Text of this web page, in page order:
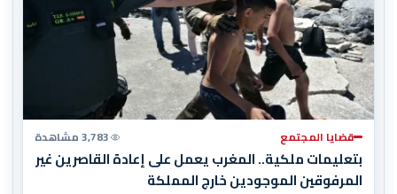
قضايا المجتمع 3,783 مشاهدة
بتعليمات ملكية.. المغرب يعمل على إعادة القاصرين غير
المرفوقين الموجودين خارج المملكة